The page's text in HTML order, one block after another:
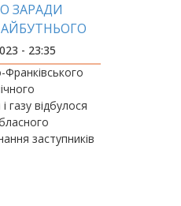
ЗАРАДИ
- 23:35
газу відбулося
заступників